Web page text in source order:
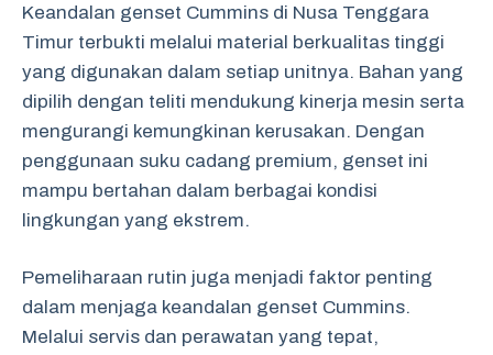
Keandalan genset Cummins di Nusa Tenggara
Timur terbukti melalui material berkualitas tinggi
yang digunakan dalam setiap unitnya. Bahan yang
dipilih dengan teliti mendukung kinerja mesin serta
mengurangi kemungkinan kerusakan. Dengan
penggunaan suku cadang premium, genset ini
mampu bertahan dalam berbagai kondisi
lingkungan yang ekstrem.
Pemeliharaan rutin juga menjadi faktor penting
dalam menjaga keandalan genset Cummins.
Melalui servis dan perawatan yang tepat,